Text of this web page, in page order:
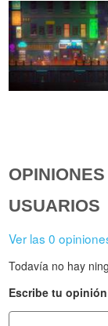
USUARIOS
Ver las 0
Todavía no hay
Escribe tu